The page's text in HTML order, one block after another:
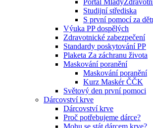
Portál
Studijní střediska
S první pomocí za
Výuka PP dospělých
Zdravotnické zabezpečení
Standardy poskytování PP
Plaketa Za záchranu života
Maskování poranění
Maskování poranění
Kurz Maskér ČČK
Světový den první pomoci
Dárcovství krve
Dárcovství krve
Proč potřebujeme dárce?